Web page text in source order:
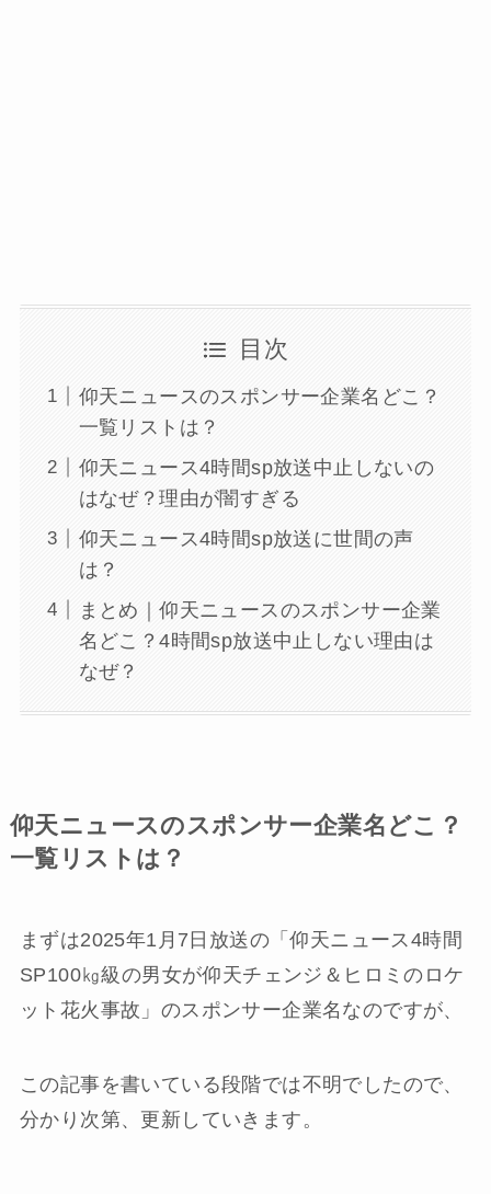
目次
仰天ニュースのスポンサー企業名どこ？
一覧リストは？
仰天ニュース4時間sp放送中止しないの
はなぜ？理由が闇すぎる
仰天ニュース4時間sp放送に世間の声
は？
まとめ｜仰天ニュースのスポンサー企業
名どこ？4時間sp放送中止しない理由は
なぜ？
仰天ニュースのスポンサー企業名どこ？
一覧リストは？
まずは2025年1月7日放送の「仰天ニュース4時間
SP100㎏級の男女が仰天チェンジ＆ヒロミのロケ
ット花火事故」のスポンサー企業名なのですが、
この記事を書いている段階では不明でしたので、
分かり次第、更新していきます。